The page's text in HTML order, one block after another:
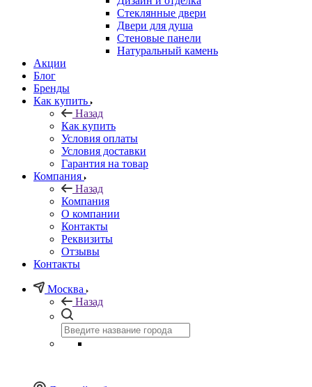
Стеклянные двери
Двери для душа
Стеновые панели
Натуральный камень
Акции
Блог
Бренды
Как купить
Назад
Как купить
Условия оплаты
Условия доставки
Гарантия на товар
Компания
Назад
Компания
О компании
Контакты
Реквизиты
Отзывы
Контакты
Москва
Назад